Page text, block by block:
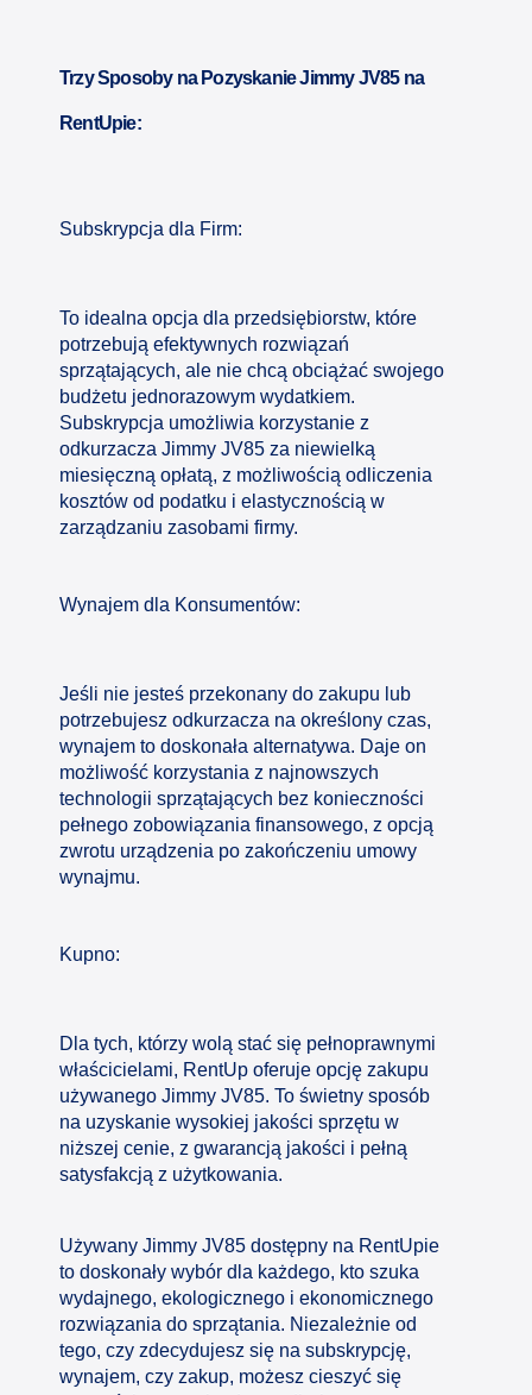
Trzy Sposoby na Pozyskanie Jimmy JV85 na
RentUpie:
Subskrypcja dla Firm:
To idealna opcja dla przedsiębiorstw, które
potrzebują efektywnych rozwiązań
sprzątających, ale nie chcą obciążać swojego
budżetu jednorazowym wydatkiem.
Subskrypcja umożliwia korzystanie z
odkurzacza Jimmy JV85 za niewielką
miesięczną opłatą, z możliwością odliczenia
kosztów od podatku i elastycznością w
zarządzaniu zasobami firmy.
Wynajem dla Konsumentów:
Jeśli nie jesteś przekonany do zakupu lub
potrzebujesz odkurzacza na określony czas,
wynajem to doskonała alternatywa. Daje on
możliwość korzystania z najnowszych
technologii sprzątających bez konieczności
pełnego zobowiązania finansowego, z opcją
zwrotu urządzenia po zakończeniu umowy
wynajmu.
Kupno:
Dla tych, którzy wolą stać się pełnoprawnymi
właścicielami, RentUp oferuje opcję zakupu
używanego Jimmy JV85. To świetny sposób
na uzyskanie wysokiej jakości sprzętu w
niższej cenie, z gwarancją jakości i pełną
satysfakcją z użytkowania.
Używany Jimmy JV85 dostępny na RentUpie
to doskonały wybór dla każdego, kto szuka
wydajnego, ekologicznego i ekonomicznego
rozwiązania do sprzątania. Niezależnie od
tego, czy zdecydujesz się na subskrypcję,
wynajem, czy zakup, możesz cieszyć się